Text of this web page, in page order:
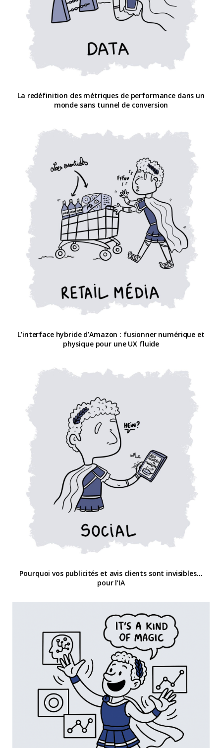
La redéfinition des métriques de performance dans un
monde sans tunnel de conversion
L’interface hybride d’Amazon : fusionner numérique et
physique pour une UX fluide
Pourquoi vos publicités et avis clients sont invisibles…
pour l’IA